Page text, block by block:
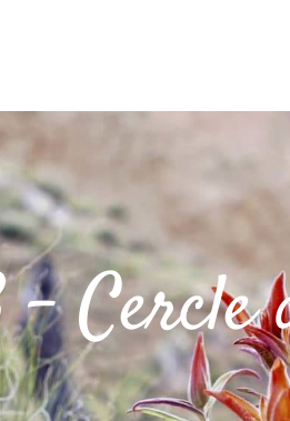
Cercle